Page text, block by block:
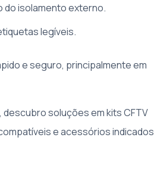
do isolamento externo.
legíveis.
e seguro, principalmente em
soluções em kits CFTV
e acessórios indicados